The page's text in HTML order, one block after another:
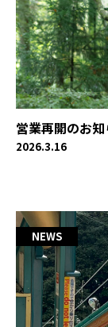
営業再開のお
2026.3.16
NEWS